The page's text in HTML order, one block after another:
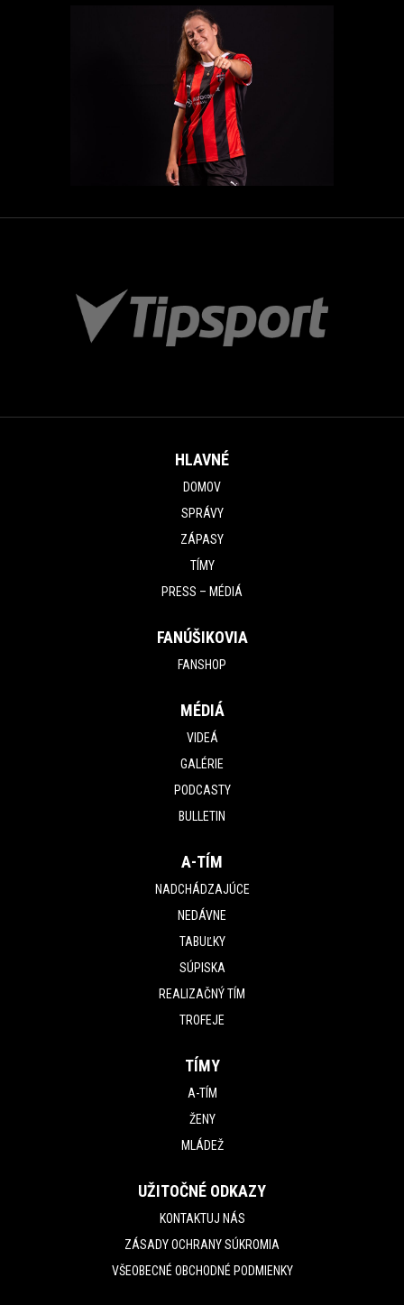
HLAVNÉ
DOMOV
SPRÁVY
ZÁPASY
TÍMY
PRESS – MÉDIÁ
FANÚŠIKOVIA
FANSHOP
MÉDIÁ
VIDEÁ
GALÉRIE
PODCASTY
BULLETIN
A-TÍM
NADCHÁDZAJÚCE
NEDÁVNE
TABUĽKY
SÚPISKA
REALIZAČNÝ TÍM
TROFEJE
TÍMY
A-TÍM
ŽENY
MLÁDEŽ
UŽITOČNÉ ODKAZY
KONTAKTUJ NÁS
ZÁSADY OCHRANY SÚKROMIA
VŠEOBECNÉ OBCHODNÉ PODMIENKY